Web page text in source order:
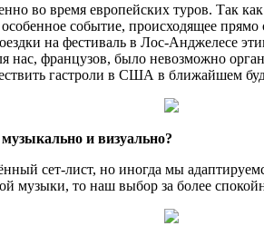
во время европейских туров. Так
событие, происходящее прямо
на фестиваль в Лос-Анджелесе
французов, было невозможно
гастроли в США в ближайшем
и визуально?
сет-лист, но иногда мы
музыки, то наш выбор за более